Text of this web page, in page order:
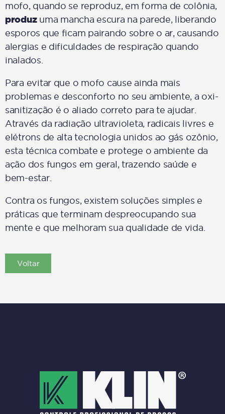
mofo, quando se reproduz, em forma de colônia,
produzuma mancha escura na parede, liberando
esporos que ficam pairando sobre o ar, causando
alergias e dificuldades de respiração quando
inalados.
Para evitar que o mofo cause ainda mais
problemas e desconforto no seu ambiente, a oxi-
sanitização é o aliado correto para te ajudar.
Através da radiação ultravioleta, radicais livres e
elétrons de alta tecnologia unidos ao gás ozônio,
esta técnica combate e protege o ambiente da
ação dos fungos em geral, trazendo saúde e
bem-estar.
Contra os fungos, existem soluções simples e
práticas que terminam despreocupando sua
mente e que melhoram sua qualidade de vida.
Voltar